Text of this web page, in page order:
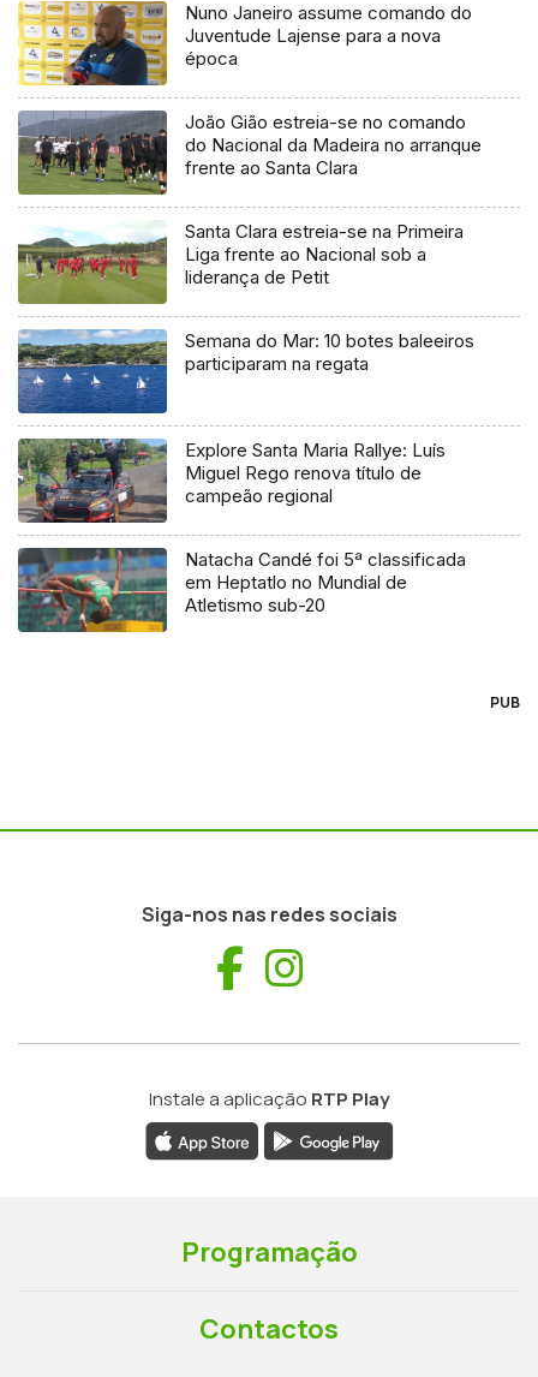
Nuno Janeiro assume comando do
Juventude Lajense para a nova
época
João Gião estreia-se no comando
do Nacional da Madeira no arranque
frente ao Santa Clara
Santa Clara estreia-se na Primeira
Liga frente ao Nacional sob a
liderança de Petit
Semana do Mar: 10 botes baleeiros
participaram na regata
Explore Santa Maria Rallye: Luís
Miguel Rego renova título de
campeão regional
Natacha Candé foi 5ª classificada
em Heptatlo no Mundial de
Atletismo sub-20
PUB
Siga-nos nas redes sociais
Facebook
Instale a aplicação RTP Play
Programação
Contactos